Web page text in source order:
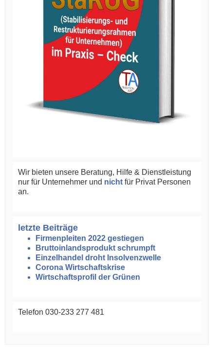
Wir bieten unsere Beratung, Hilfe & Dienstleistung
nur für Unternehmer und nicht für Privat Personen
an.
letzte Beiträge
Firmenpleiten 2022 gestiegen
Bruttoinlandsprodukt schrumpft
Einzelhandel droht Insolvenzwelle
Corona Wirtschaftskrise
Wirtschaftsprofil der Grünen
Telefon 030-233 277 481